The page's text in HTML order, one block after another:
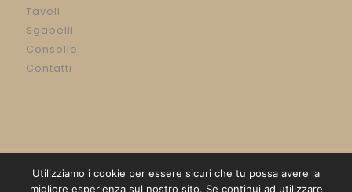
Tavoli
Sgabelli
Consolle
Contatti
Utilizziamo i cookie per essere sicuri che tu possa avere la
migliore esperienza sul nostro sito. Se continui ad utilizzare